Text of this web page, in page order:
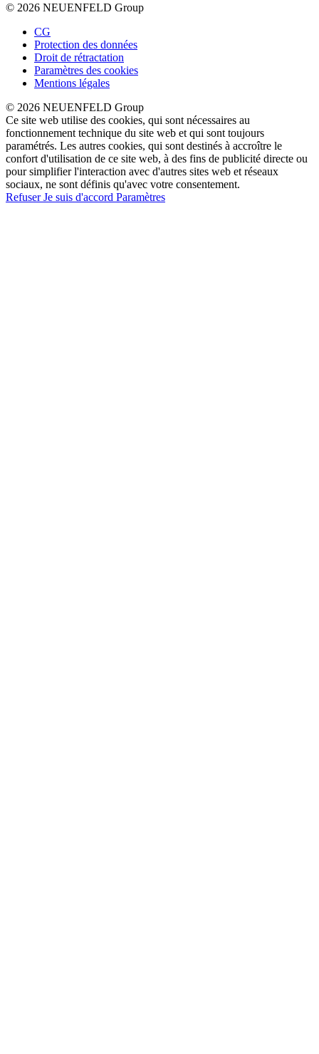
© 2026 NEUENFELD Group
CG
Protection des données
Droit de rétractation
Paramètres des cookies
Mentions légales
© 2026 NEUENFELD Group
Ce site web utilise des cookies, qui sont nécessaires au
fonctionnement technique du site web et qui sont toujours
paramétrés. Les autres cookies, qui sont destinés à accroître le
confort d'utilisation de ce site web, à des fins de publicité directe ou
pour simplifier l'interaction avec d'autres sites web et réseaux
sociaux, ne sont définis qu'avec votre consentement.
RefuserJe suis d'accord Paramètres